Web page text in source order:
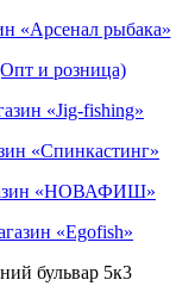
«Арсенал рыбака»
и розница)
«Jig-fishing»
«Спинкастинг»
«НОВАФИШ»
«Egofish»
бульвар 5к3